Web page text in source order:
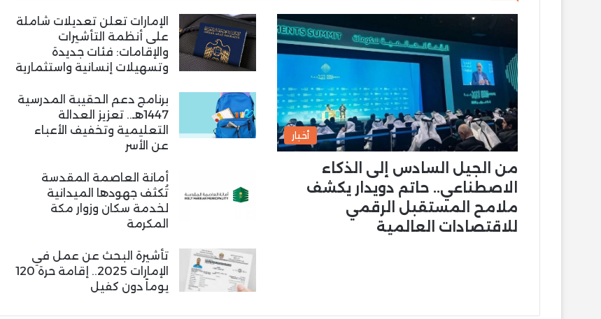
أخبار
من الجيل السادس إلى الذكاء
الاصطناعي.. حاتم دويدار يكشف
ملامح المستقبل الرقمي
للاقتصادات العالمية
الإمارات تعلن تعديلات شاملة
على أنظمة التأشيرات
والإقامات: فئات جديدة
وتسهيلات إنسانية واستثمارية
برنامج دعم الحقيبة المدرسية
1447هـ.. تعزيز العدالة
التعليمية وتخفيف الأعباء
عن الأسر
أمانة العاصمة المقدسة
تُكثف جهودها الميدانية
لخدمة سكان وزوار مكة
المكرمة
تأشيرة البحث عن عمل في
الإمارات 2025.. إقامة حرة 120
يوماً دون كفيل